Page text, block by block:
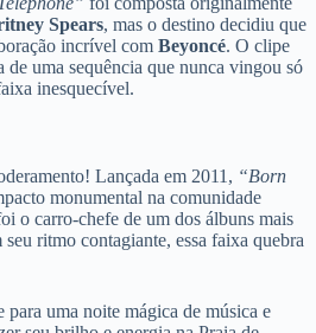
Spears, mas o destino decidiu que
incrível com Beyoncé. O clipe
de uma sequência que nunca vingou só
inesquecível.
Lançada em 2011, “Born
monumental na comunidade
o carro-chefe de um dos álbuns mais
seu ritmo contagiante, essa faixa quebra
para uma noite mágica de música e